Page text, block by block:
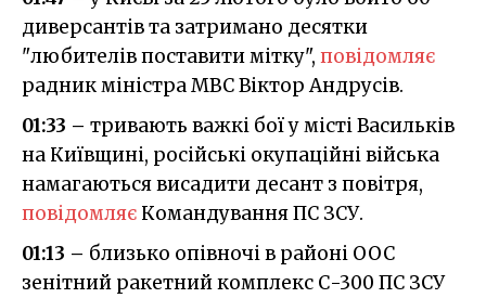
диверсантів та затримано десятки
"любителів поставити мітку", повідомляє
радник міністра МВС Віктор Андрусів.
01:33 – тривають важкі бої у місті Васильків
на Київщині, російські окупаційні війська
намагаються висадити десант з повітря,
повідомляє Командування ПС ЗСУ.
01:13 – близько опівночі в районі ООС
зенітний ракетний комплекс С-300 ПС ЗСУ